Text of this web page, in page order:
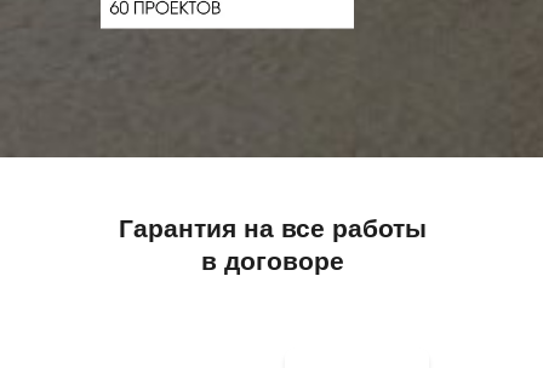
Гарантия на все работы
в договоре